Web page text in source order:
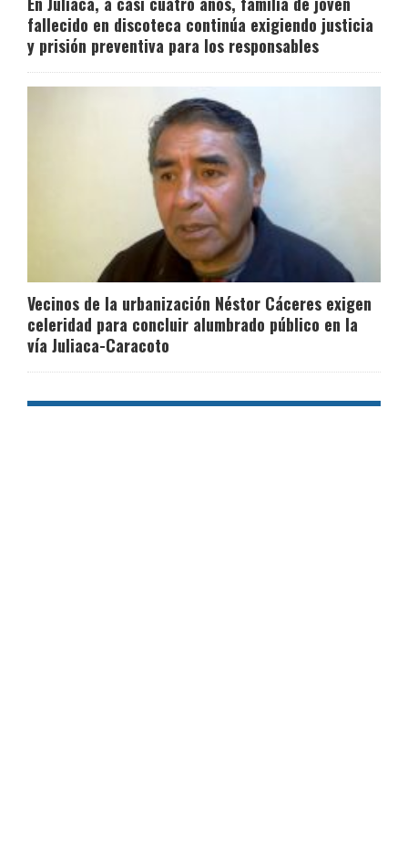
fallecido en discoteca continúa exigiendo justicia
y prisión preventiva para los responsables
Vecinos de la urbanización Néstor Cáceres exigen
celeridad para concluir alumbrado público en la
vía Juliaca-Caracoto